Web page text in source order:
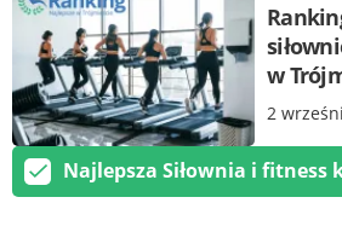
w
2
Najlepsza Siłownia i fitness